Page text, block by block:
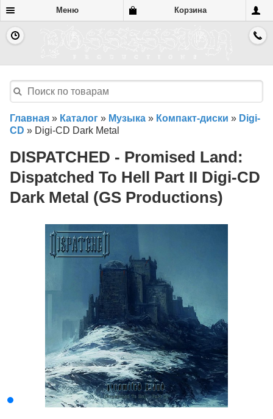
Меню Корзина
Главная » Каталог » Музыка » Компакт-диски » Digi-
CD » Digi-CD Dark Metal
DISPATCHED - Promised Land​:
Dispatched To Hell Part II Digi-CD
Dark Metal (GS Productions)